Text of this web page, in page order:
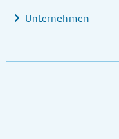
Unternehmen